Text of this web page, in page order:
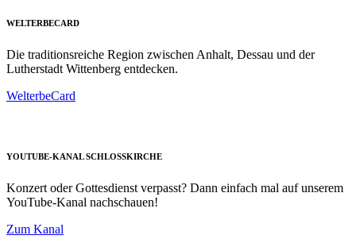
WELTERBECARD
Die traditionsreiche Region zwischen Anhalt, Dessau und der
Lutherstadt Wittenberg entdecken.
WelterbeCard
YOUTUBE-KANAL SCHLOSSKIRCHE
Konzert oder Gottesdienst verpasst? Dann einfach mal auf unserem
YouTube-Kanal nachschauen!
Zum Kanal